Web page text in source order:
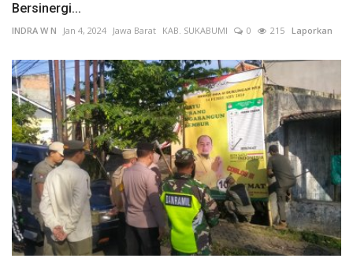
Bersinergi...
INDRA W N Jan 4, 2024 Jawa Barat KAB. SUKABUMI 0 215 Laporkan